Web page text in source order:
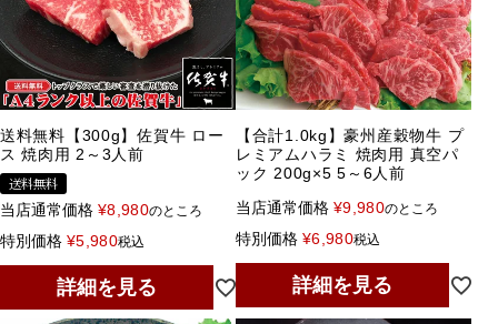
送料無料【300g】佐賀牛 ロー
ス 焼肉用 2～3人前
送料無料
当店通常価格 ¥8,980のところ
特別価格 ¥5,980税込
詳細を見る
【合計1.0kg】豪州産穀物牛 プ
レミアムハラミ 焼肉用 真空パ
ック 200g×5 5～6人前
当店通常価格 ¥9,980のところ
特別価格 ¥6,980税込
詳細を見る